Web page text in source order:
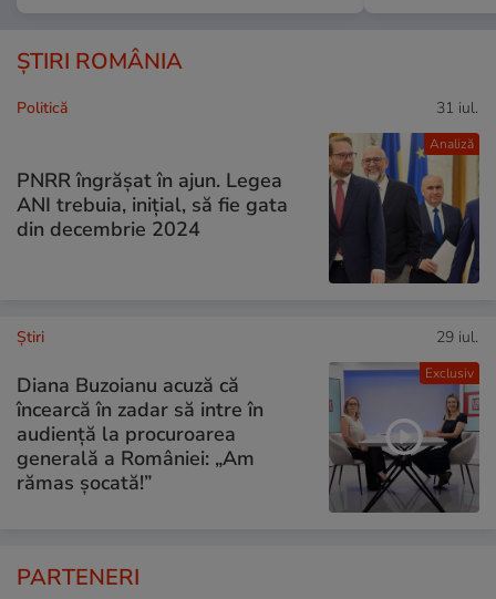
ȘTIRI ROMÂNIA
Analiză
Politică 31 iul.
PNRR îngrășat în ajun. Legea
ANI trebuia, inițial, să fie gata
din decembrie 2024
Exclusiv
Ştiri 29 iul.
Diana Buzoianu acuză că
încearcă în zadar să intre în
audiență la procuroarea
generală a României: „Am
rămas șocată!”
PARTENERI